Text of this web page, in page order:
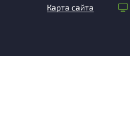
Карта сайта